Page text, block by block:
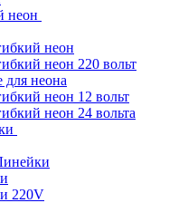
неон
неон
неон 220 вольт
неона
неон 12 вольт
неон 24 вольта
220V